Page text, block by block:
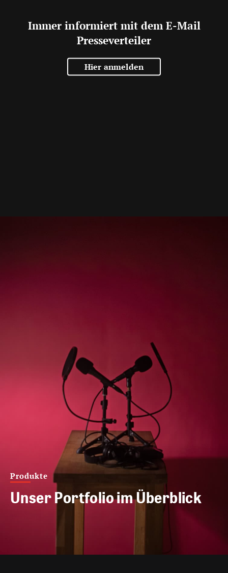
Immer informiert mit dem E-Mail
Presseverteiler
Hier anmelden
Produkte
Unser Portfolio im Überblick